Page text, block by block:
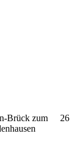
Brück zum
26